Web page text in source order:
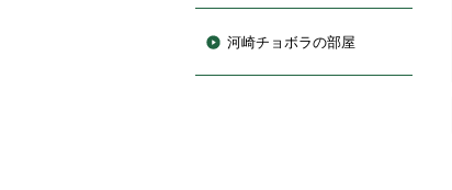
河崎チョボラの部屋